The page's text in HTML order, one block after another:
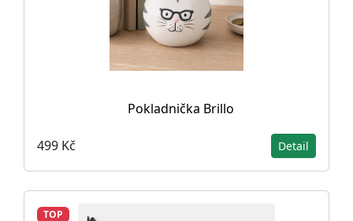
Pokladnička Brillo
499 Kč Detail
TOP